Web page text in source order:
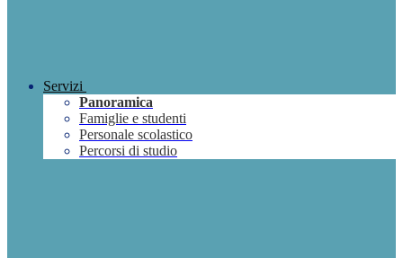
Servizi
Panoramica
Famiglie e studenti
Personale scolastico
Percorsi di studio